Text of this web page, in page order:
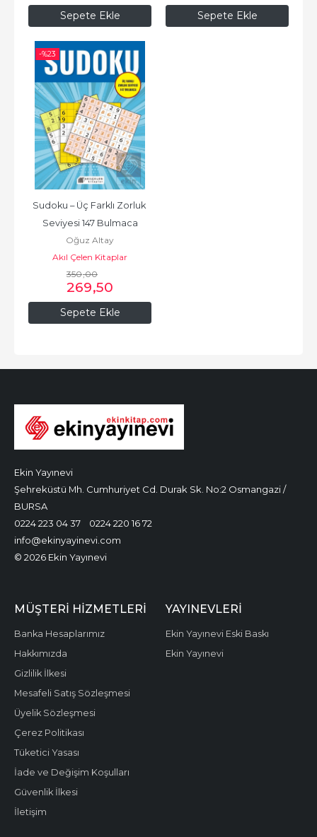
Sepete Ekle Sepete Ekle
-%23
Sepete Ekle
Sudoku – Üç Farklı Zorluk
Seviyesi 147 Bulmaca
Oğuz Altay
Akıl Çelen Kitaplar
350,00
269,50
Ekin Yayınevi
Şehreküstü Mh. Cumhuriyet Cd. Durak Sk. No:2 Osmangazi /
BURSA
0224 223 04 37
0224 220 16 72
info@ekinyayinevi.com
© 2026 Ekin Yayınevi
MÜŞTERI HIZMETLERI
Banka Hesaplarımız
Hakkımızda
Gizlilik İlkesi
Mesafeli Satış Sözleşmesi
Üyelik Sözleşmesi
Çerez Politikası
Tüketici Yasası
İade ve Değişim Koşulları
Güvenlik İlkesi
İletişim
YAYINEVLERI
Ekin Yayınevi Eski Baskı
Ekin Yayınevi